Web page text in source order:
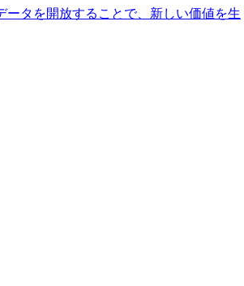
ータを開放することで、新しい価値を生